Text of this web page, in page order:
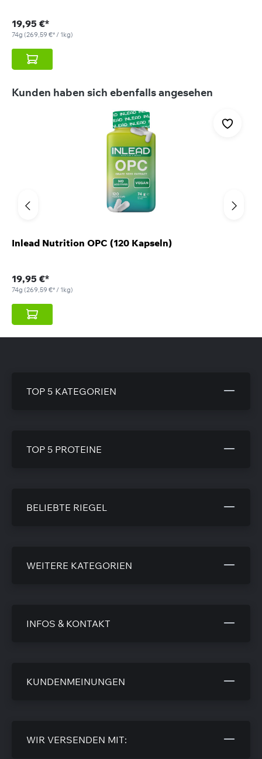
19,95 €*
74g (269,59 €* / 1kg)
Produktgalerie überspringen
Kunden haben sich ebenfalls angesehen
Inlead Nutrition OPC (120 Kapseln)
19,95 €*
74g (269,59 €* / 1kg)
TOP 5 KATEGORIEN
TOP 5 PROTEINE
BELIEBTE RIEGEL
WEITERE KATEGORIEN
INFOS & KONTAKT
KUNDENMEINUNGEN
WIR VERSENDEN MIT: